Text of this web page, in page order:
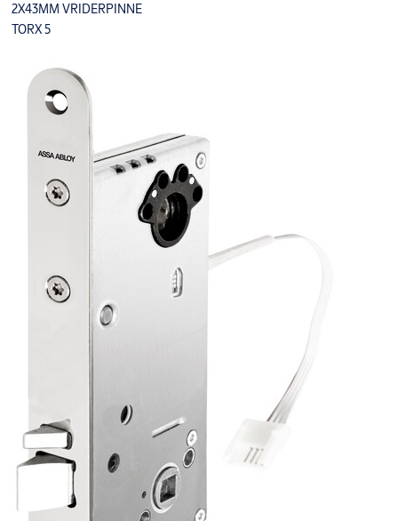
2X43MM VRIDERPINNE
TORX 5